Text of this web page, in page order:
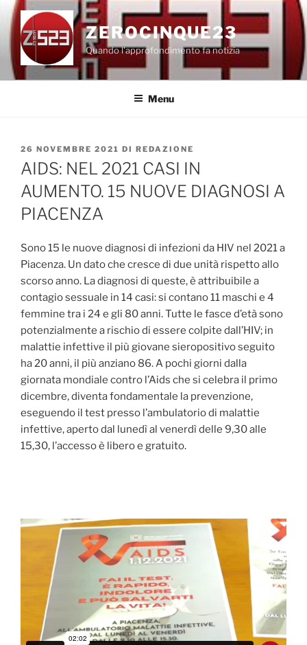
Salta
contenuto
ZEROCINQUE23
Quando l'approfondimento fa notizia
Menu
PUBBLICATO
IL
26 NOVEMBRE 2021 DI REDAZIONE
AIDS: NEL 2021 CASI IN
AUMENTO. 15 NUOVE DIAGNOSI A
PIACENZA
Sono 15 le nuove diagnosi di infezioni da HIV nel 2021 a
Piacenza. Un dato che cresce di due unità rispetto allo
scorso anno. La diagnosi di queste, è attribuibile a
contagio sessuale in 14 casi: si contano 11 maschi e 4
femmine tra i 24 e gli 80 anni. Tutte le fasce d’età sono
potenzialmente a rischio di essere colpite dall’HIV; in
malattie infettive il più giovane sieropositivo seguito
ha 20 anni, il più anziano 86. A pochi giorni dalla
giornata mondiale contro l’Aids che si celebra il primo
dicembre, diventa fondamentale la prevenzione,
eseguendo il test presso l’ambulatorio di malattie
infettive, aperto dal lunedì al venerdì delle 9,30 alle
15,30, l’accesso è libero e gratuito.